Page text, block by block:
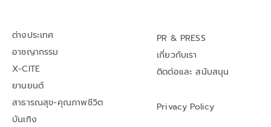
ต่างประเทศ
อาชญากรรม
X-CITE
ยานยนต์
สาธารณสุข-คุณภาพชีวิต
บันเทิง
PR & PRESS
เกี่ยวกับเรา
ติดต่อและ สนับสนุน
Privacy Policy